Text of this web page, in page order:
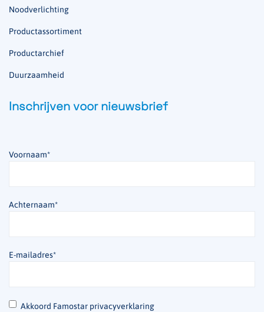
Noodverlichting
Productassortiment
Productarchief
Duurzaamheid
Inschrijven voor nieuwsbrief
Voornaam*
Achternaam*
E-mailadres*
* Akkoord Famostar privacyverklaring